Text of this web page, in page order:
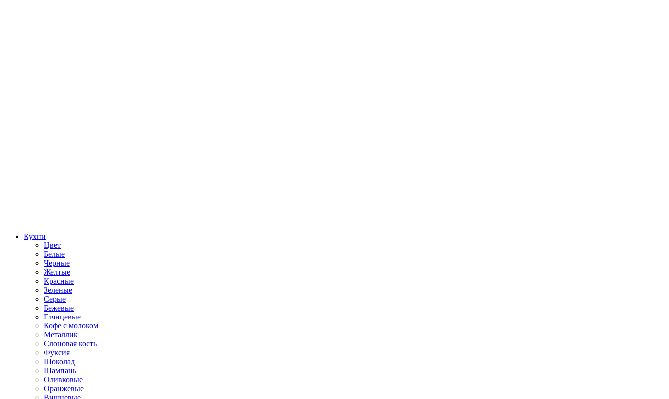
Кухни
Цвет
Белые
Черные
Желтые
Красные
Зеленые
Серые
Бежевые
Глянцевые
Кофе с молоком
Металлик
Слоновая кость
Фуксия
Шоколад
Шампань
Оливковые
Оранжевые
Вишневые